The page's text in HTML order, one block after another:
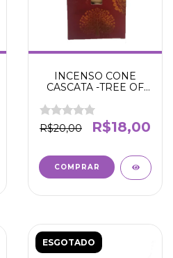
INCENSO CONE
CASCATA -TREE OF
Transmutação e
Purificação de
Energias - Cura - Bem-
R$20,00 R$18,00
ESGOTADO